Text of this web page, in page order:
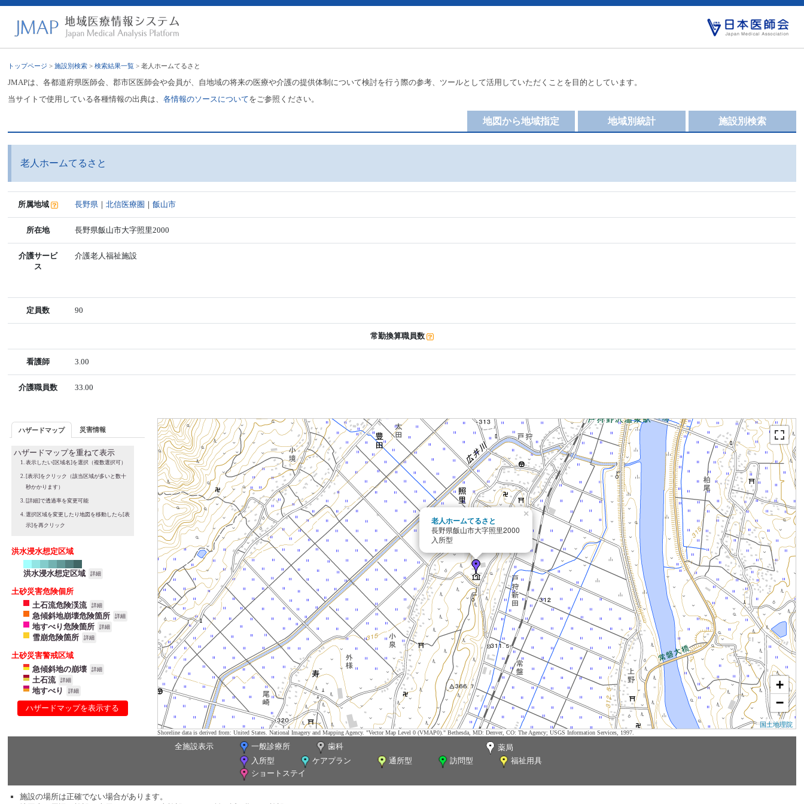
トップページ >施設別検索 >検索結果一覧 > 老人ホームてるさと
JMAPは、各都道府県医師会、郡市区医師会や会員が、自地域の将来の医療や介護の提供体制について検討を行う際の参考、ツールとして活用していただくことを目的としています。
当サイトで使用している各種情報の出典は、各情報のソースについてをご参照ください。
施設別検索
地域別統計
地図から地域指定
老人ホームてるさと
所属地域 長野県 ｜北信医療圏 ｜飯山市
所在地 長野県飯山市大字照里2000
介護サービ
ス
介護老人福祉施設
定員数 90
常勤換算職員数
看護師 3.00
介護職員数 33.00
ハザードマップ 災害情報
ハザードマップを重ねて表示
表示したい[区域名]を選択（複数選択可）
[表示]をクリック（該当区域が多いと数十
秒かかります）
[詳細]で透過率を変更可能
選択区域を変更したり地図を移動したら[表
示]を再クリック
洪水浸水想定区域
洪水浸水想定区域 詳細
土砂災害危険個所
土石流危険渓流
詳細
急傾斜地崩壊危険箇所 詳細
地すべり危険箇所 詳細
雪崩危険箇所 詳細
土砂災害警戒区域
急傾斜地の崩壊
詳細
土石流 詳細
地すべり 詳細
ハザードマップを表示する
老人ホームてるさと
長野県飯山市大字照里2000
入所型
×
+
−
国土地理院
Shoreline data is derived from: United States. National Imagery and Mapping Agency. "Vector Map Level 0 (VMAP0)." Bethesda, MD: Denver, CO: The Agency; USGS Information Services, 1997.
全施設表示 一般診療所 歯科
薬局
入所型
ケアプラン 通所型 訪問型
福祉用具
ショートステイ
施設の場所は正確でない場合があります。